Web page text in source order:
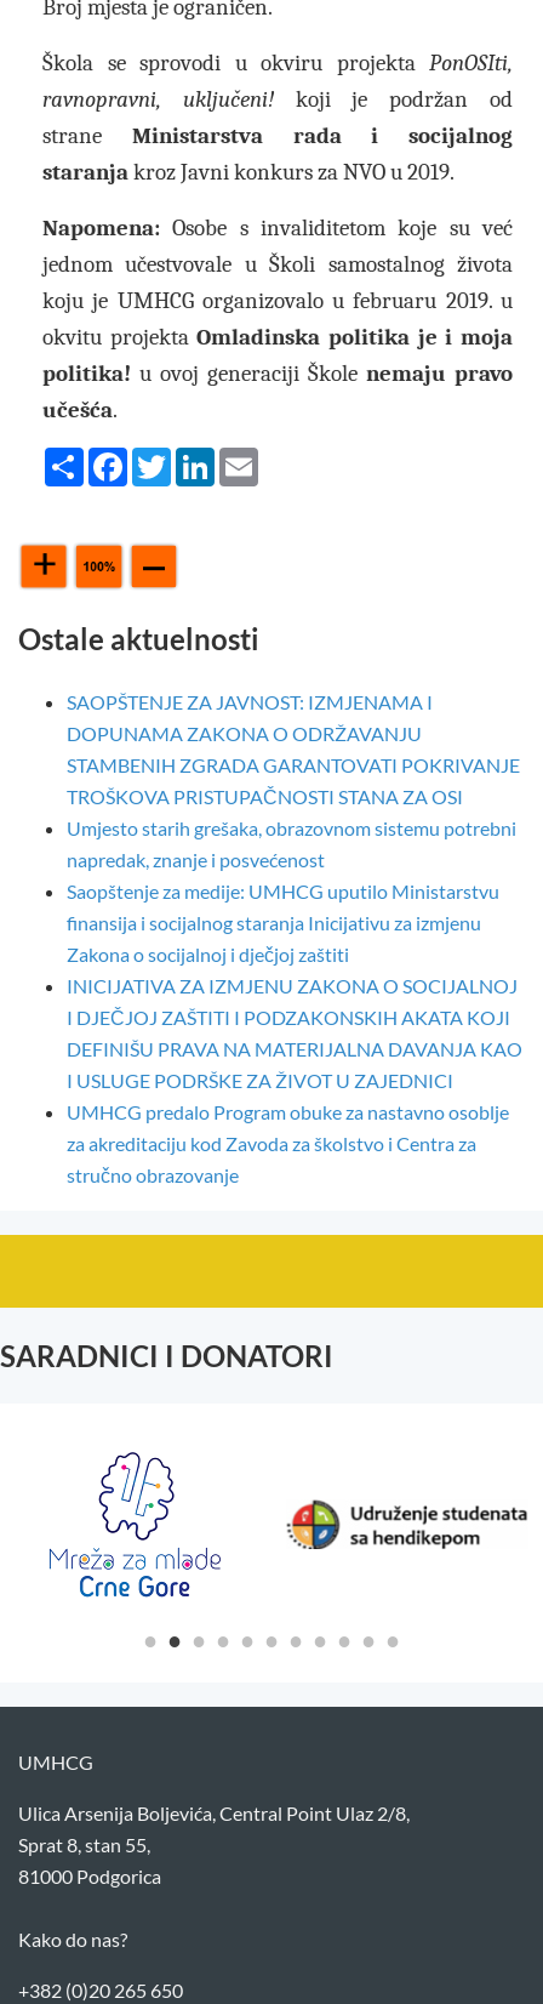
Broj mjesta je ograničen.
Škola se sprovodi u okviru projekta PonOSIti,
ravnopravni, uključeni! koji je
podržan od
strane Ministarstva rada i socijalnog
staranjakroz Javni konkurs za NVO u 2019.
Napomena: Osobe s invaliditetom koje su već
jednom učestvovale u Školi samostalnog života
koju je UMHCG organizovalo u februaru 2019. u
okvitu projektaOmladinska politika je i moja
politika! u ovoj generaciji Škole nemaju pravo
učešća.
Share FacebookTwitterLinkedIn
Ostale aktuelnosti
SAOPŠTENJE ZA JAVNOST: IZMJENAMA I
DOPUNAMA ZAKONA O ODRŽAVANJU
STAMBENIH ZGRADA GARANTOVATI POKRIVANJE
TROŠKOVA PRISTUPAČNOSTI STANA ZA OSI
Umjesto starih grešaka, obrazovnom sistemu potrebni
napredak, znanje i posvećenost
Saopštenje za medije: UMHCG uputilo Ministarstvu
finansija i socijalnog staranja Inicijativu za izmjenu
Zakona o socijalnoj i dječjoj zaštiti
INICIJATIVA ZA IZMJENU ZAKONA O SOCIJALNOJ
I DJEČJOJ ZAŠTITI I PODZAKONSKIH AKATA KOJI
DEFINIŠU PRAVA NA MATERIJALNA DAVANJA KAO
I USLUGE PODRŠKE ZA ŽIVOT U ZAJEDNICI
UMHCG predalo Program obuke za nastavno osoblje
za akreditaciju kod Zavoda za školstvo i Centra za
stručno obrazovanje
SARADNICI I DONATORI
UMHCG
Ulica Arsenija Boljevića, Central Point Ulaz 2/8,
Sprat 8, stan 55,
81000 Podgorica
Kako do nas?
+382 (0)20 265 650